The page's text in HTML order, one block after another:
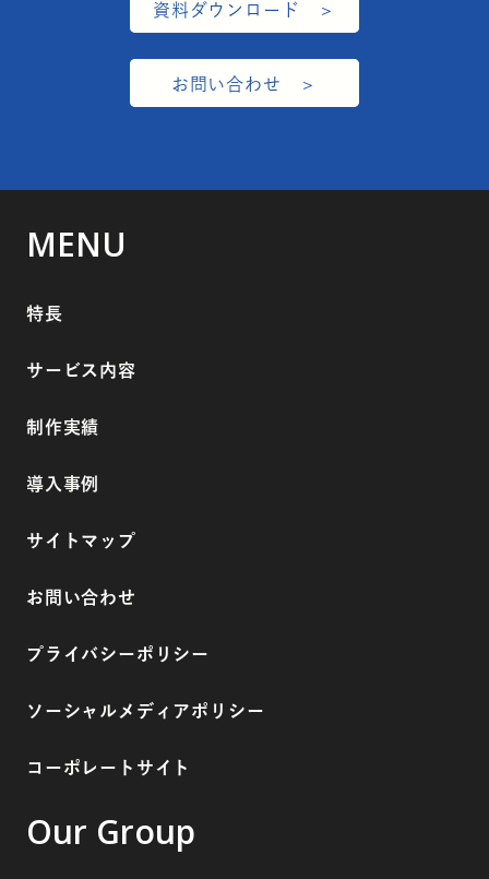
資料ダウンロード
お問い合わせ
MENU
特長
サービス内容
制作実績
導入事例
サイトマップ
お問い合わせ
プライバシーポリシー
ソーシャルメディアポリシー
コーポレートサイト
Our Group